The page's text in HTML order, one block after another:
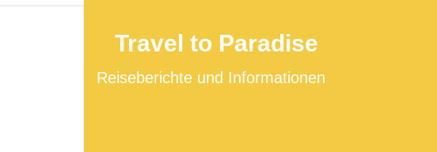
Travel to Paradise
Reiseberichte und Informationen